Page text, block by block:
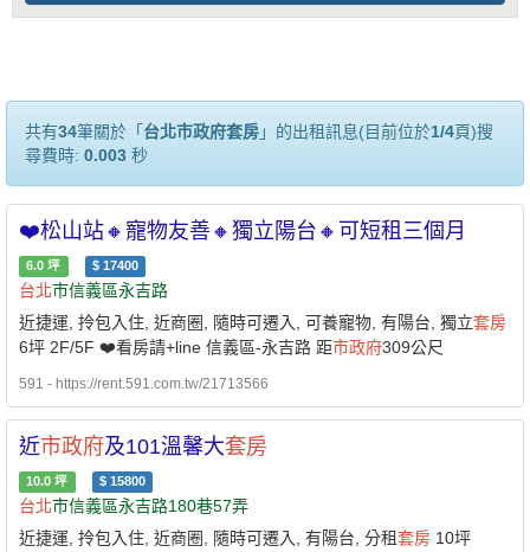
共有34筆關於「 台北市政府套房」的出租訊息(目前位於1/4頁)搜
尋費時: 0.003 秒
❤️松山站🔸寵物友善🔸獨立陽台🔸可短租三個月
6.0 坪 $ 17400
台北市信義區永吉路
近捷運, 拎包入住, 近商圈, 隨時可遷入, 可養寵物, 有陽台, 獨立套房
6坪 2F/5F ❤️看房請+line 信義區-永吉路 距市政府309公尺
591 - https://rent.591.com.tw/21713566
近市政府及101溫馨大套房
10.0 坪 $ 15800
台北市信義區永吉路180巷57弄
近捷運, 拎包入住, 近商圈, 隨時可遷入, 有陽台, 分租套房 10坪